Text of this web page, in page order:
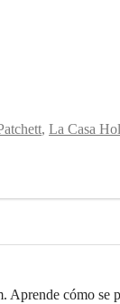
, La Casa
Aprende cómo se